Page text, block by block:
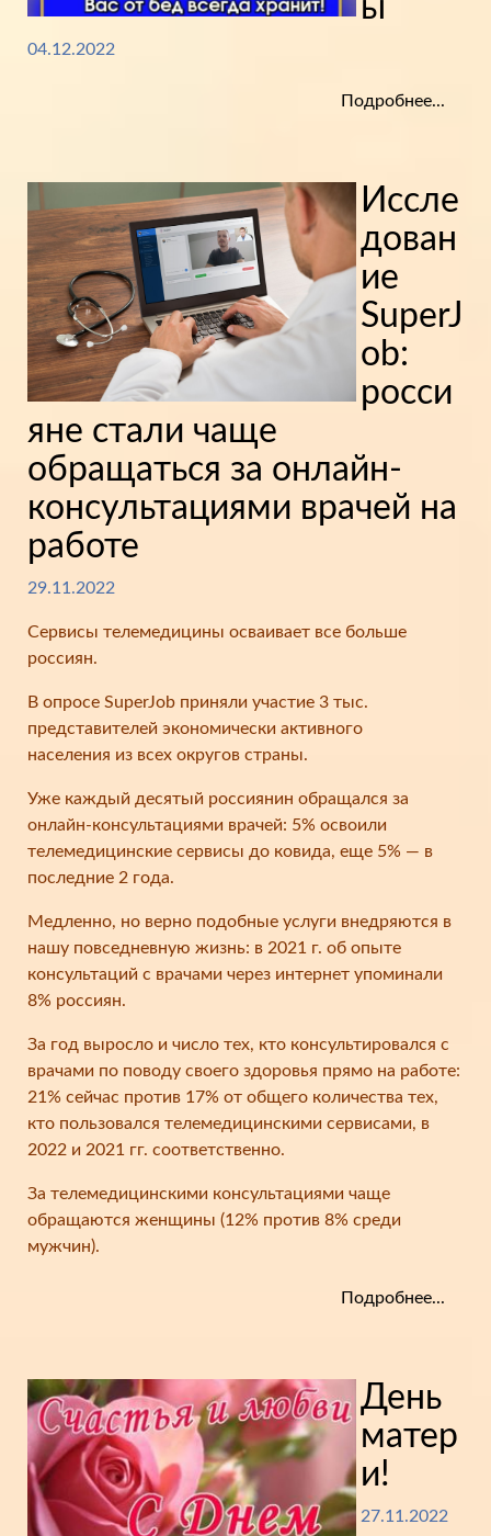
ы
04.12.2022
Подробнее...
Иссле
дован
ие
SuperJ
ob:
росси
яне стали чаще
обращаться за онлайн-
консультациями врачей на
работе
29.11.2022
Сервисы телемедицины осваивает все больше
россиян.
В опросе SuperJob приняли участие 3 тыс.
представителей экономически активного
населения из всех округов страны.
Уже каждый десятый россиянин обращался за
онлайн-консультациями врачей: 5% освоили
телемедицинские сервисы до ковида, еще 5% — в
последние 2 года.
Медленно, но верно подобные услуги внедряются в
нашу повседневную жизнь: в 2021 г. об опыте
консультаций с врачами через интернет упоминали
8% россиян.
За год выросло и число тех, кто консультировался с
врачами по поводу своего здоровья прямо на работе:
21% сейчас против 17% от общего количества тех,
кто пользовался телемедицинскими сервисами, в
2022 и 2021 гг. соответственно.
За телемедицинскими консультациями чаще
обращаются женщины (12% против 8% среди
мужчин).
Подробнее...
День
матер
и!
27.11.2022